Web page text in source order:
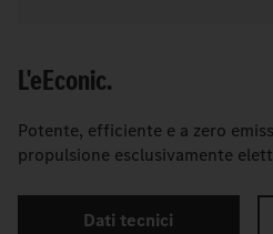
L'eEconic.
Potente, efficiente e a zero
propulsione esclusivamente
Dati tecnici